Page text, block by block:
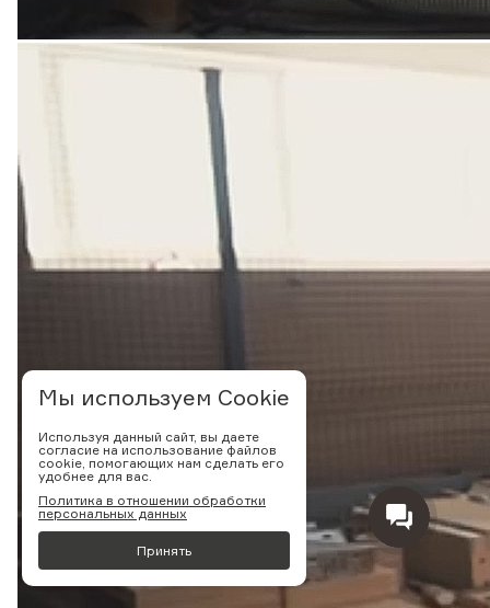
Мы используем Cookie
Используя данный сайт, вы даете
согласие на использование файлов
cookie, помогающих нам сделать его
удобнее для вас.
Политика в отношении обработки
персональных данных
Принять